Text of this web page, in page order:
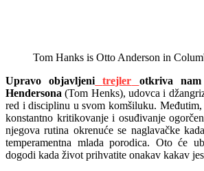
Tom Hanks is Otto Anderson in
Upravo objavljeni
trejler
otkriva nam
Hendersona(Tom Henks), udovca i
red i disciplinu u svom komšiluku.
konstantno kritikovanje i osuđivanje
njegova rutina okrenuće se naglavačke
temperamentna mlada porodica. Oto će
dogodi kada život prihvatite onakav kakav